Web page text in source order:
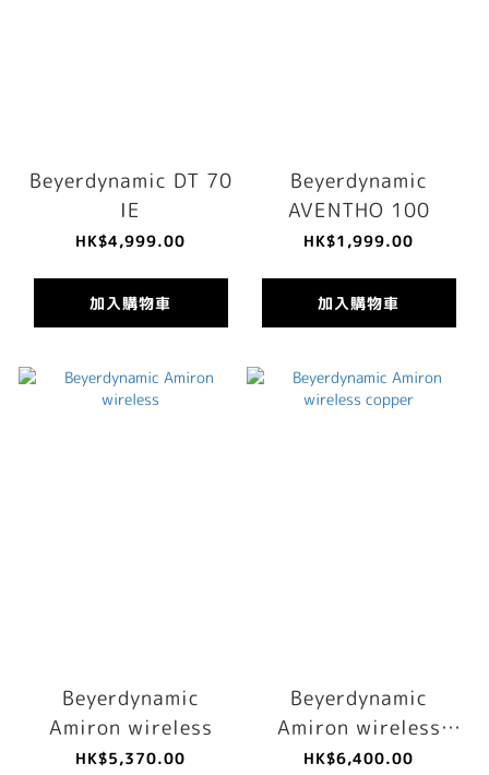
Beyerdynamic DT 70
IE
HK$4,999.00
加入購物車
Beyerdynamic
AVENTHO 100
HK$1,999.00
加入購物車
Beyerdynamic
Amiron wireless
HK$5,370.00
Beyerdynamic
Amiron wireless
copper
HK$6,400.00